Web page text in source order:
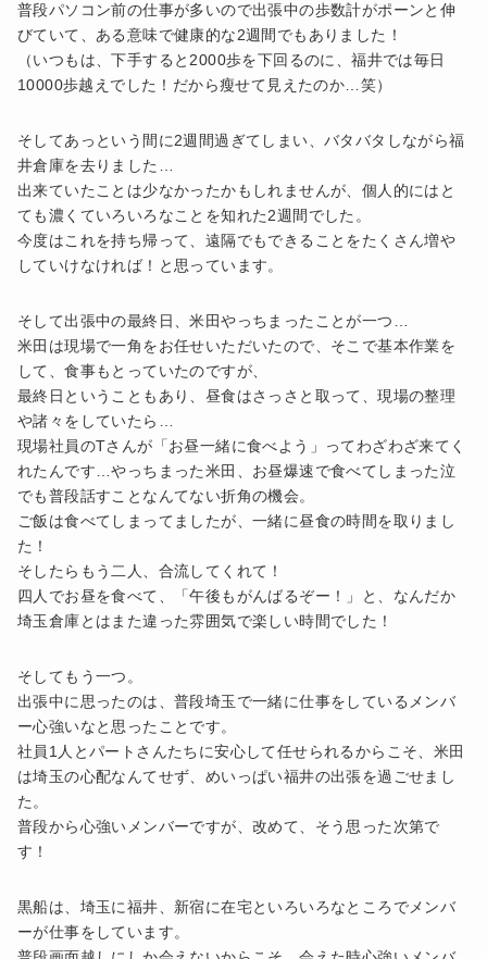
普段パソコン前の仕事が多いので出張中の歩数計がポーンと伸
びていて、ある意味で健康的な2週間でもありました！
（いつもは、下手すると2000歩を下回るのに、福井では毎日
10000歩越えでした！だから瘦せて見えたのか…笑）
そしてあっという間に2週間過ぎてしまい、バタバタしながら福
井倉庫を去りました…
出来ていたことは少なかったかもしれませんが、個人的にはと
ても濃くていろいろなことを知れた2週間でした。
今度はこれを持ち帰って、遠隔でもできることをたくさん増や
していけなければ！と思っています。
そして出張中の最終日、米田やっちまったことが一つ…
米田は現場で一角をお任せいただいたので、そこで基本作業を
して、食事もとっていたのですが、
最終日ということもあり、昼食はさっさと取って、現場の整理
や諸々をしていたら…
現場社員のTさんが「お昼一緒に食べよう」ってわざわざ来てく
れたんです…やっちまった米田、お昼爆速で食べてしまった泣
でも普段話すことなんてない折角の機会。
ご飯は食べてしまってましたが、一緒に昼食の時間を取りまし
た！
そしたらもう二人、合流してくれて！
四人でお昼を食べて、「午後もがんばるぞー！」と、なんだか
埼玉倉庫とはまた違った雰囲気で楽しい時間でした！
そしてもう一つ。
出張中に思ったのは、普段埼玉で一緒に仕事をしているメンバ
ー心強いなと思ったことです。
社員1人とパートさんたちに安心して任せられるからこそ、米田
は埼玉の心配なんてせず、めいっぱい福井の出張を過ごせまし
た。
普段から心強いメンバーですが、改めて、そう思った次第で
す！
黒船は、埼玉に福井、新宿に在宅といろいろなところでメンバ
ーが仕事をしています。